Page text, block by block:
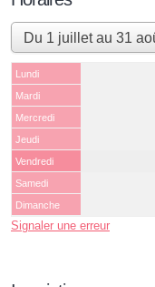
Lundi
Mardi
Mercredi
Jeudi
Vendredi
Samedi
Dimanche
Signaler une erreur